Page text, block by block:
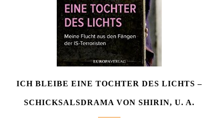
ICH BLEIBE EINE TOCHTER DES LICHTS –
SCHICKSALSDRAMA VON SHIRIN, U. A.